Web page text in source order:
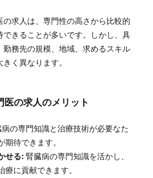
の求人は、専門性の高さから比較的
できることが多いです。しかし、具
勤務先の規模、地域、求めるスキル
く異なります。
医の求人のメリット
の専門知識と治療技術が必要なた
期待できます。
せる: 腎臓病の専門知識を活かし、
療に貢献できます。